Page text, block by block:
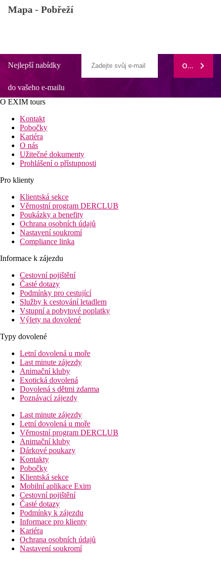
Mapa - Pobřeží
Nejlepší nabídky
do vašeho e-mailu
ODEBÍRAT
O EXIM tours
Kontakt
Pobočky
Kariéra
O nás
Užitečné dokumenty
Prohlášení o přístupnosti
Pro klienty
Klientská sekce
Věrnostní program DERCLUB
Poukázky a benefity
Ochrana osobních údajů
Nastavení soukromí
Compliance linka
Informace k zájezdu
Cestovní pojištění
Časté dotazy
Podmínky pro cestující
Služby k cestování letadlem
Vstupní a pobytové poplatky
Výlety na dovolené
Typy dovolené
Letní dovolená u moře
Last minute zájezdy
Animační kluby
Exotická dovolená
Dovolená s dětmi zdarma
Poznávací zájezdy
Last minute zájezdy
Letní dovolená u moře
Věrnostní program DERCLUB
Animační kluby
Dárkové poukazy
Kontakty
Pobočky
Klientská sekce
Mobilní aplikace Exim
Cestovní pojištění
Časté dotazy
Podmínky k zájezdu
Informace pro klienty
Kariéra
Ochrana osobních údajů
Nastavení soukromí